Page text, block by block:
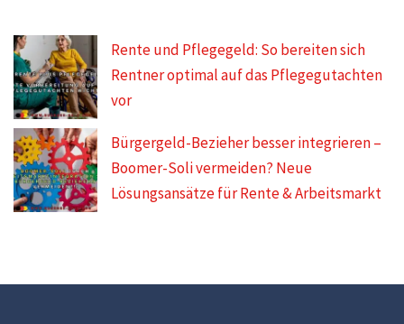
Rente und Pflegegeld: So bereiten sich
Rentner optimal auf das Pflegegutachten
vor
Bürgergeld-Bezieher besser integrieren –
Boomer-Soli vermeiden? Neue
Lösungsansätze für Rente & Arbeitsmarkt